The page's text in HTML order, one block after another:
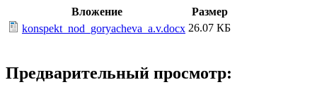
Вложение
Размер
konspekt_nod_goryacheva_a.v.docx 26.07 КБ
Предварительный просмотр: